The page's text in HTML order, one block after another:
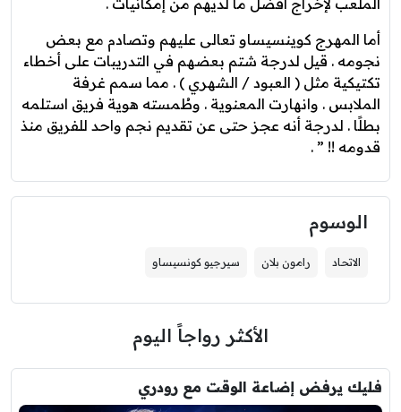
أما المهرج ‎كوينسيساو تعالى عليهم وتصادم مع بعض
نجومه . قيل لدرجة شتم بعضهم في التدريبات على أخطاء
تكتيكية مثل ( العبود / الشهري ) . مما سمم غرفة
الملابس . وانهارت المعنوية . وطُمسته هوية فريق استلمه
بطلًا . لدرجة أنه عجز حتى عن تقديم نجم واحد للفريق منذ
قدومه !! ” .
الوسوم
الاتحاد رامون بلان سيرجيو كونسيساو
الأكثر رواجاً اليوم
فليك يرفض إضاعة الوقت مع رودري